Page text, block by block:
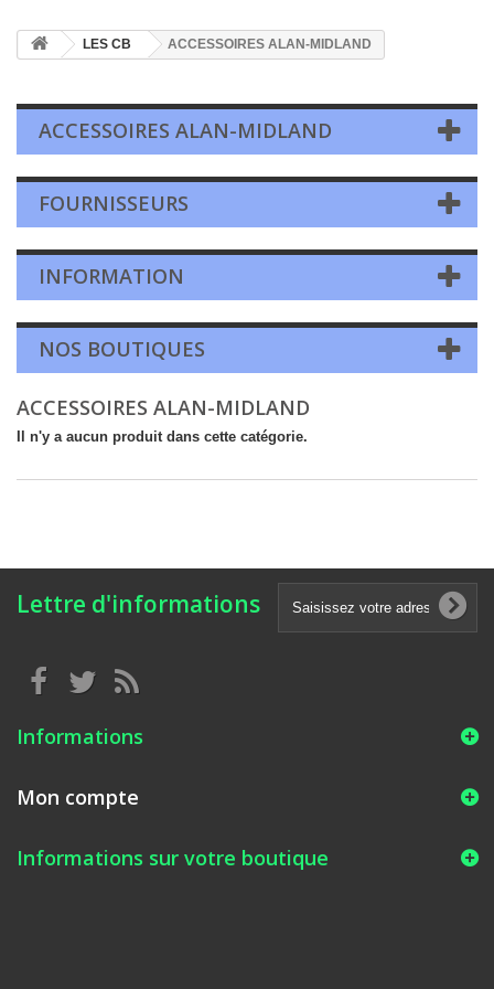
LES CB ACCESSOIRES ALAN-MIDLAND
ACCESSOIRES ALAN-MIDLAND
FOURNISSEURS
INFORMATION
NOS BOUTIQUES
ACCESSOIRES ALAN-MIDLAND
Il n'y a aucun produit dans cette catégorie.
Lettre d'informations
Informations
Mon compte
Informations sur votre boutique